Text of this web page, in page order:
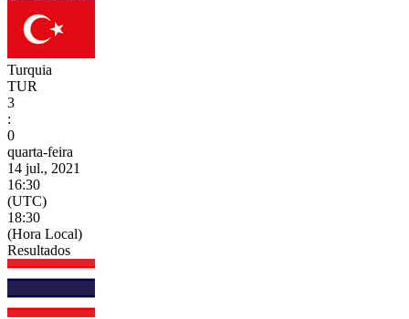
Turquia
TUR
3
:
0
quarta-feira
14 jul., 2021
16:30
(UTC)
18:30
(Hora Local)
Resultados